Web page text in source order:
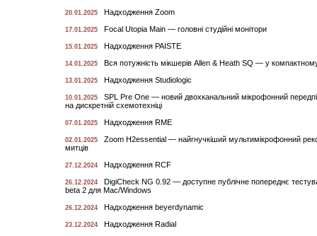
20.01.2025 Надходження Zoom
17.01.2025 Focal Utopia Main — головні студійні монітори
15.01.2025 Надходження PAISTE
14.01.2025 Вся потужність мікшерів Allen & Heath SQ — у
13.01.2025 Надходження Studiologic
10.01.2025
SPL Pre One — новий двохканальний мікрофонний
на дискретній схемотехніці
07.01.2025 Надходження RME
02.01.2025
Zoom H2essential — найгнучкіший мультимікрофонний
митців
27.12.2024 Надходження RCF
26.12.2024
DigiCheck NG 0.92 — доступне публічне попереднє
beta 2 для Mac/Windows
26.12.2024 Надходження beyerdynamic
23.12.2024 Надходження Radial